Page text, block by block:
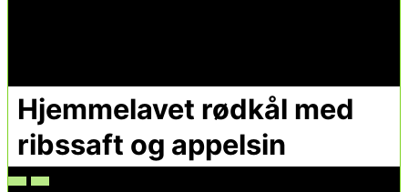
Hjemmelavet rødkål med
ribssaft og appelsin